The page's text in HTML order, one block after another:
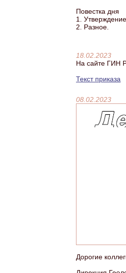
Повестка дня
1.
2. Разное.
18.02.2023
На сайте ГИН
Текст приказа
08.02.2023
Дорогие